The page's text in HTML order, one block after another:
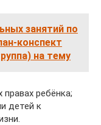
занятий по
конспект
на тему
ребёнка;
детей к